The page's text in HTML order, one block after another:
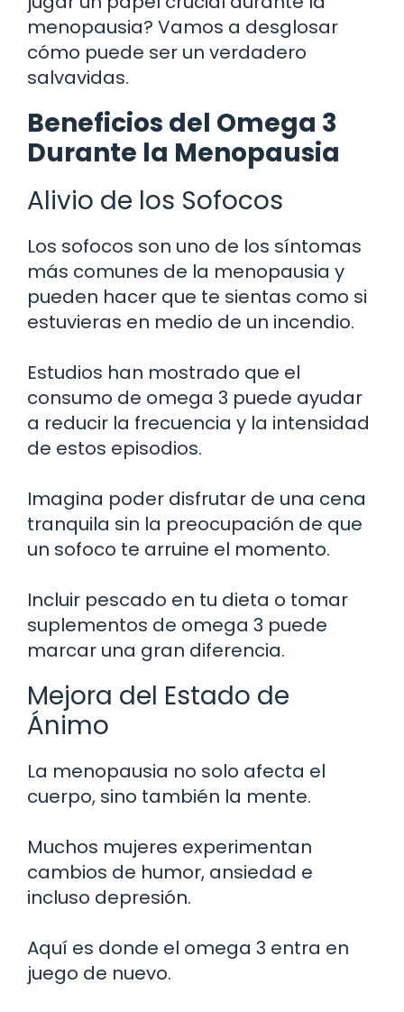
menopausia? Vamos a desglosar
cómo puede ser un verdadero
salvavidas.
Beneficios del Omega 3
Durante la Menopausia
Alivio de los Sofocos
Los sofocos son uno de los síntomas
más comunes de la menopausia y
pueden hacer que te sientas como si
estuvieras en medio de un incendio.
Estudios han mostrado que el
consumo de omega 3 puede ayudar
a reducir la frecuencia y la intensidad
de estos episodios.
Imagina poder disfrutar de una cena
tranquila sin la preocupación de que
un sofoco te arruine el momento.
Incluir pescado en tu dieta o tomar
suplementos de omega 3 puede
marcar una gran diferencia.
Mejora del Estado de
Ánimo
La menopausia no solo afecta el
cuerpo, sino también la mente.
Muchos mujeres experimentan
cambios de humor, ansiedad e
incluso depresión.
Aquí es donde el omega 3 entra en
juego de nuevo.